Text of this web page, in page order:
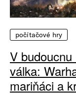
počítačové hry
V
válka:
mariňáci a